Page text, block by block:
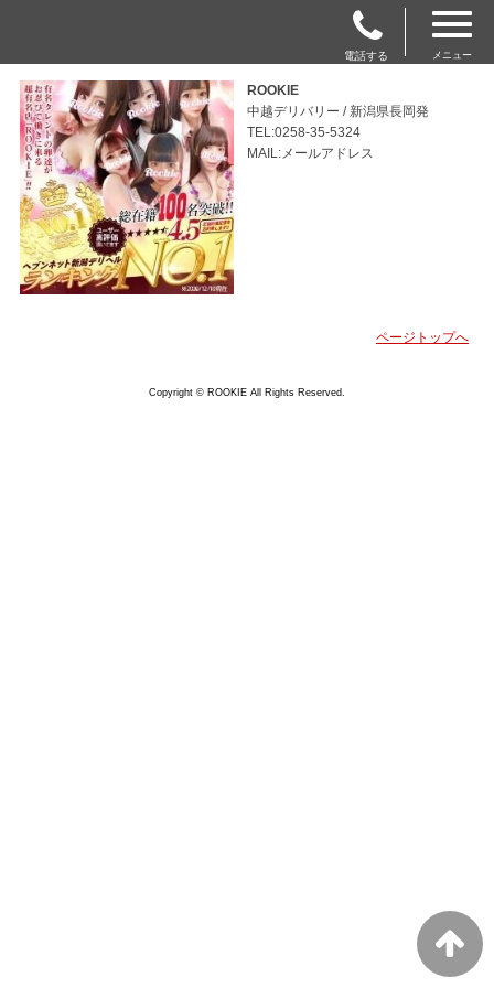
電話する メニュー
ROOKIE
中越デリバリー / 新潟県長岡発
TEL:0258-35-5324
MAIL:メールアドレス
ページトップへ
Copyright © ROOKIE All Rights Reserved.